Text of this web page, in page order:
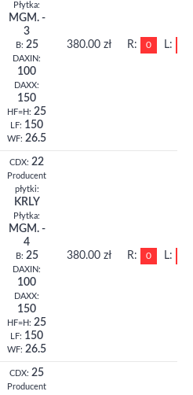
Płytka:
MGM. -
3
B: 25
DAXIN:
100
DAXX:
150
HF=H: 25
LF: 150
WF: 26.5
380.00 zł R: 0 L:
CDX: 22
Producent
płytki:
KRLY
Płytka:
MGM. -
4
B: 25
DAXIN:
100
DAXX:
150
HF=H: 25
LF: 150
WF: 26.5
380.00 zł R: 0 L:
CDX: 25
Producent